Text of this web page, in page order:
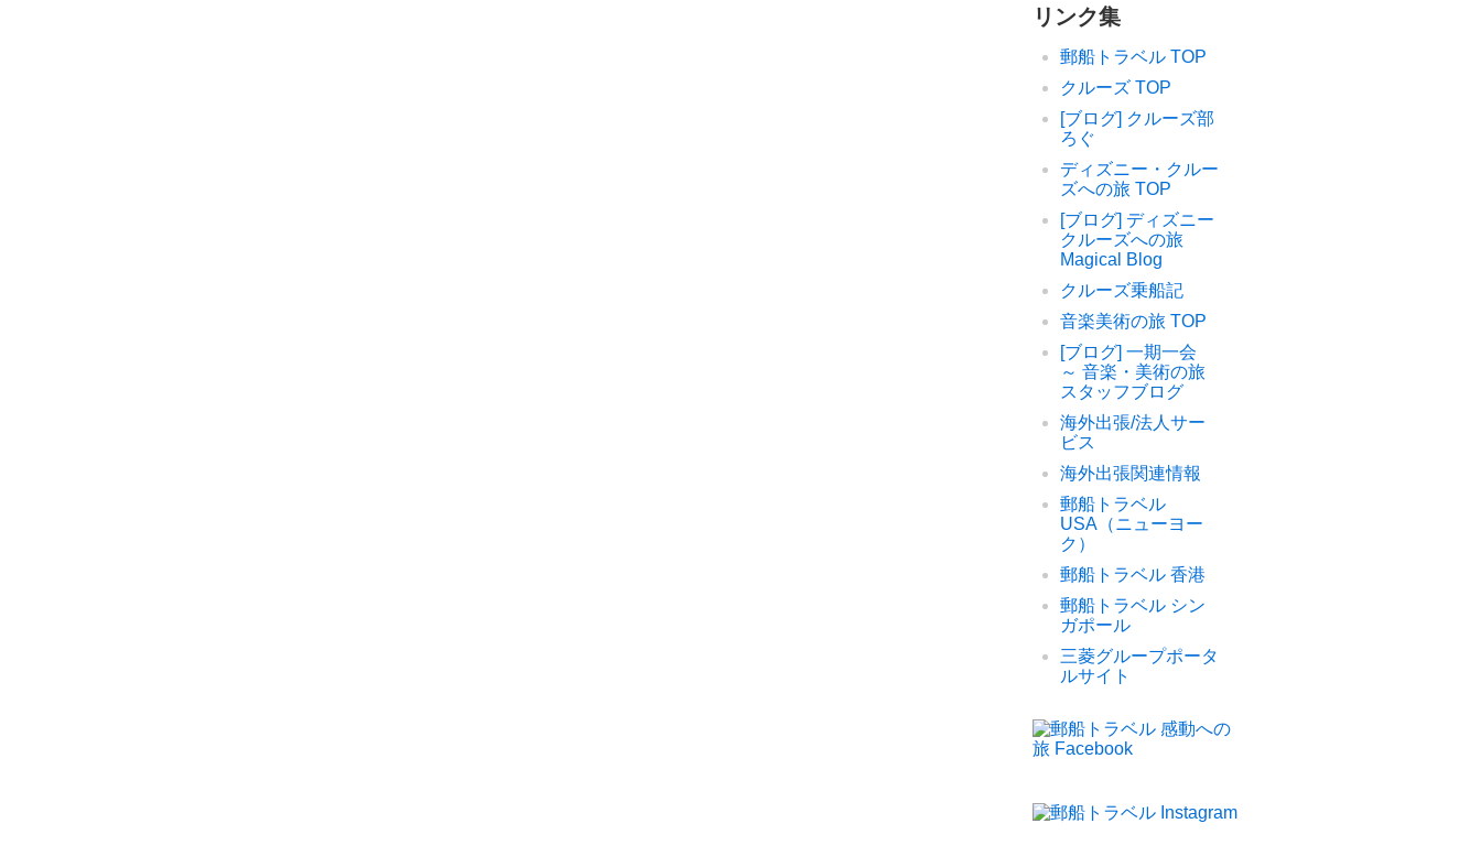
リンク集
郵船トラベル TOP
クルーズ TOP
[ブログ] クルーズ部
ろぐ
ディズニー・クルー
ズへの旅 TOP
[ブログ] ディズニー
クルーズへの旅
Magical Blog
クルーズ乗船記
音楽美術の旅 TOP
[ブログ] 一期一会
～ 音楽・美術の旅
スタッフブログ
海外出張/法人サー
ビス
海外出張関連情報
郵船トラベル
USA（ニューヨー
ク）
郵船トラベル 香港
郵船トラベル シン
ガポール
三菱グループポータ
ルサイト